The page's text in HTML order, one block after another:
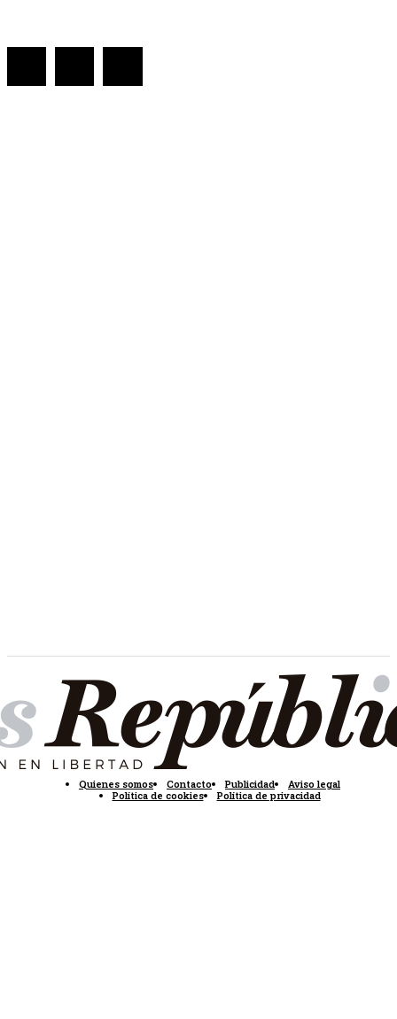
Quienes somos Contacto Publicidad
Aviso legal
Política de cookies
Política de privacidad